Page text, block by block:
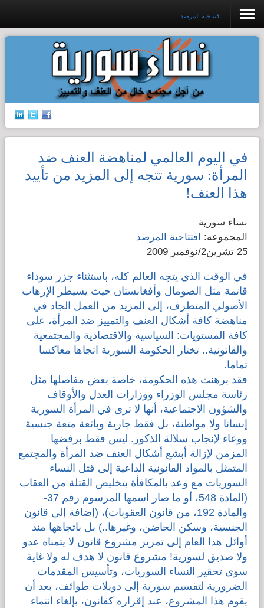
جرائم الشرف
إدانات ضد القتل
حق الجنسية
قضايا المعوقين
قضايا الأسرة
مرصد العنف والإعلام
افتتاحية المرصد
في اليوم العالمي لمناهضة العنف ضد
المرأة: سورية تتجه إلى المزيد من تأييد
هذا العنف!
نساء سورية
المجموعة:
افتتاحية المرصد
25 تشرين2/نوفمبر 2009
في الوقت الذي يتجه العالم كله، باستثناء جزر سوداء
قاتمة مثل الصومال وأفغانستان حيث يسيطر الإرهاب
الأصولي المتطرف، إلى المزيد من العمل الجاد في
مناهضة كافة أشكال العنف والتمييز ضد المرأة، على
كافة المستويات: السياسية والاقتصادية والمجتمعية
والقانونية.. تختار الحكومة السورية اتجاها معاكسا
تماما.
فقد برهنت هذه الحكومة، خاصة بعض مفاصلها مثل
رئاسة مجلس الوزراء ووزارات العدل والأوقاف
والشؤون الاجتماعية، أنها لا ترى في المرأة السورية
إنسانا ولا مواطنة، بل فقط جارية وبائعة متعة جنسية
ووعاء لإنجاب سلالة الذكور. ليس فقط برفضها
المزمن لإزالة أبشع أشكال العنف ضد المرأة والمجتمع
المتمثل بالمواد القانونية الداعية إلى قتل النساء
السوريات مع وعد بالمكافأة بتخليص القتلة من العقاب
(المادة 548، أو ما صار اسمها المرسوم رقم 37-
والمادة 192، من قانون العقوبات)، (إضافة إلى قانون
الجنسية، وسكن الحاضن، وغيرها..) بل باتجاهها منذ
أوائل هذا العام إلى تمرير مشروع قانون لا يتمناه عدو
ولا صديق لسورية! مشروع قانون لا هدف له ولا غاية
سوى تحقير النساء السوريات، وتأسيس المقدمات
الضرورية لتقسيم سورية إلى دويلات طوائف، بعد أن
يقوم هذا المشروع، عند إقراره كقانون، بإلغاء انتماء